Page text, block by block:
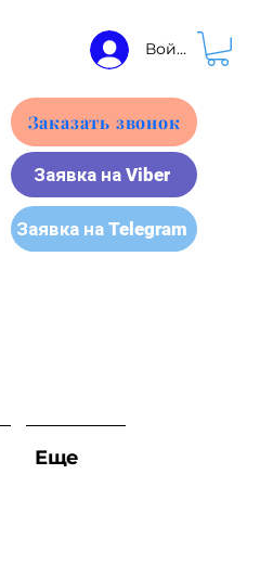
Заявка на Telegram
Заявка на Viber
Заказать звонок
Еще
Войти